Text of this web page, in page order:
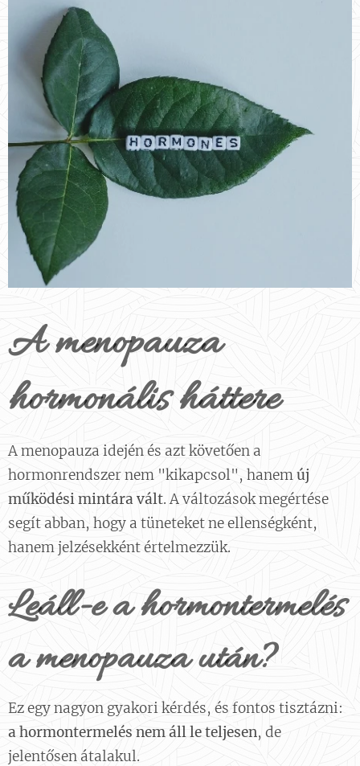
A menopauza
hormonális háttere
A menopauza idején és azt követően a
hormonrendszer nem "kikapcsol", hanemúj
működési mintára vált. A változások megértése
segít abban, hogy a tüneteket ne ellenségként,
hanem jelzésekként értelmezzük.
Leáll-e a hormontermelés
a menopauza után?
Ez egy nagyon gyakori kérdés, és fontos tisztázni:
a hormontermelés nem áll le teljesen, de
jelentősen átalakul.